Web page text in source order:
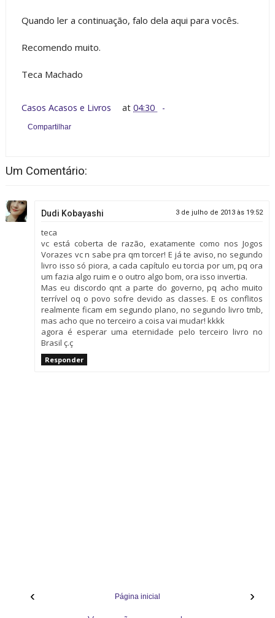
Quando ler a continuação, falo dela aqui para vocês.
Recomendo muito.
Teca Machado
Casos Acasos e Livros at04:30
Compartilhar
Um Comentário:
Dudi Kobayashi 3 de julho de 2013 às 19:52
teca
vc está coberta de razão, exatamente como nos Jogos
Vorazes vc n sabe pra qm torcer! E já te aviso, no segundo
livro isso só piora, a cada capítulo eu torcia por um, pq ora
um fazia algo ruim e o outro algo bom, ora isso invertia.
Mas eu discordo qnt a parte do governo, pq acho muito
terrível oq o povo sofre devido as classes. E os conflitos
realmente ficam em segundo plano, no segundo livro tmb,
mas acho que no terceiro a coisa vai mudar! kkkk
agora é esperar uma eternidade pelo terceiro livro no
Brasil ç.ç
Responder
‹ ›
Página inicial